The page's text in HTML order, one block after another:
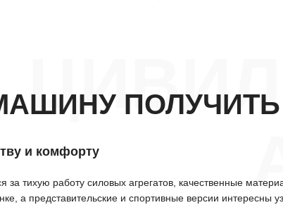
и комфорту
за тихую работу силовых агрегатов, качественные
а представительские и спортивные версии интересны